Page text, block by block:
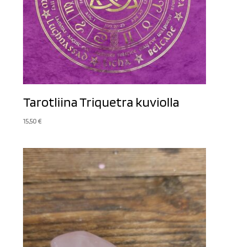
Tarotliina Triquetra kuviolla
15,50€